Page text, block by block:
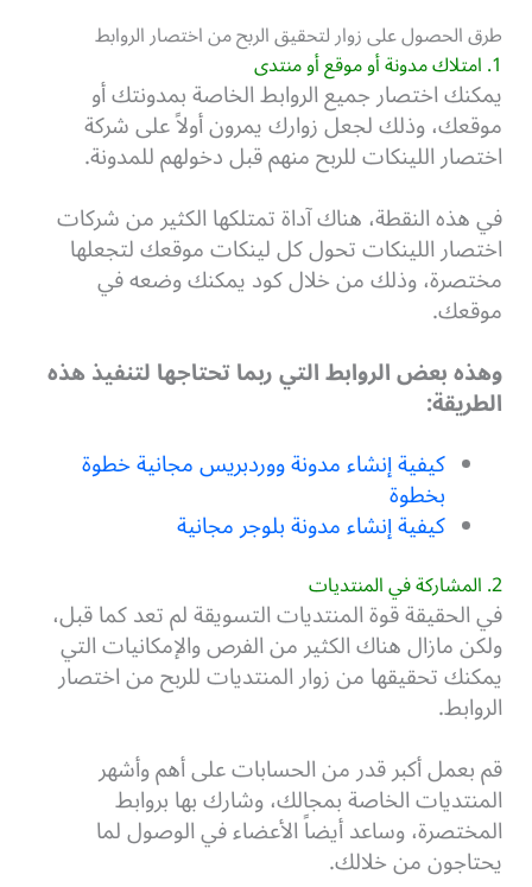
طرق الحصول على زوار لتحقيق الربح من اختصار الروابط
1. امتلاك مدونة أو موقع أو منتدى
يمكنك اختصار جميع الروابط الخاصة بمدونتك أو
موقعك، وذلك لجعل زوارك يمرون أولاً على شركة
اختصار اللينكات للربح منهم قبل دخولهم للمدونة.
في هذه النقطة، هناك آداة تمتلكها الكثير من شركات
اختصار اللينكات تحول كل لينكات موقعك لتجعلها
مختصرة، وذلك من خلال كود يمكنك وضعه في
موقعك.
وهذه بعض الروابط التي ربما تحتاجها لتنفيذ هذه
الطريقة:
كيفية إنشاء مدونة ووردبريس مجانية خطوة
بخطوة
كيفية إنشاء مدونة بلوجر مجانية
2. المشاركة في المنتديات
في الحقيقة قوة المنتديات التسويقة لم تعد كما قبل،
ولكن مازال هناك الكثير من الفرص والإمكانيات التي
يمكنك تحقيقها من زوار المنتديات للربح من اختصار
الروابط.
قم بعمل أكبر قدر من الحسابات على أهم وأشهر
المنتديات الخاصة بمجالك، وشارك بها بروابط
المختصرة، وساعد أيضاً الأعضاء في الوصول لما
يحتاجون من خلالك.